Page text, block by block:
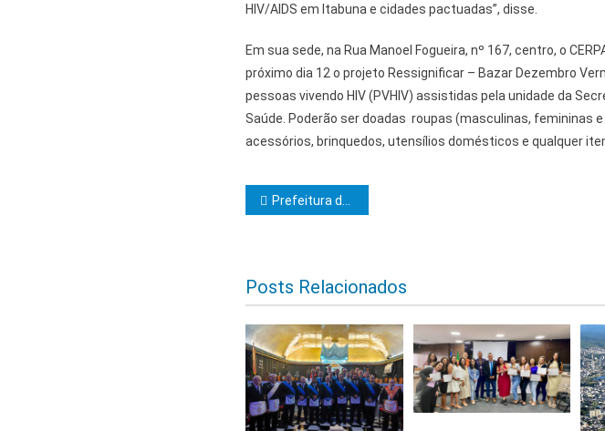
HIV/AIDS em Itabuna e cidades pactuadas”, disse.
Em sua sede, na Rua Manoel Fogueira, nº 167, centro, o
próximo dia 12 o projeto Ressignificar – Bazar Dezembro
pessoas vivendo HIV (PVHIV) assistidas pela unidade da
Saúde. Poderão ser doadas roupas (masculinas, femininas
acessórios, brinquedos, utensílios domésticos e qualquer
Navegação de Post
Prefeitura de Ilhéus esclarece regras para pagamento de benefícios a contratados por seleção
Posts Relacionados